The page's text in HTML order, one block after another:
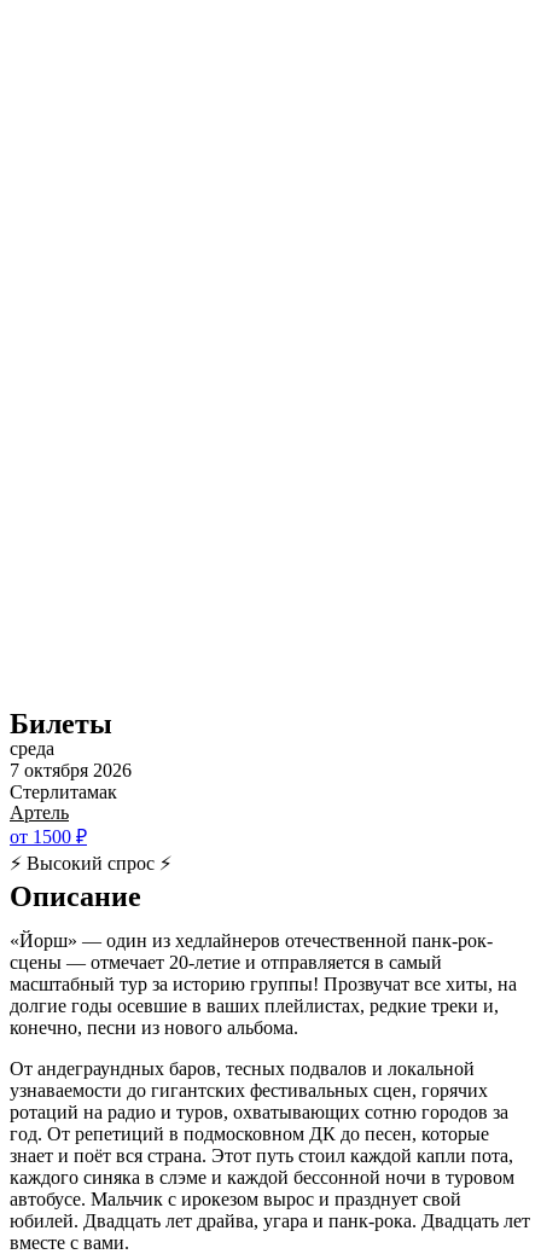
Билеты
среда
7 октября 2026
Стерлитамак
Артель
от 1500 ₽
⚡ Высокий спрос ⚡
Описание
«Йорш» — один из хедлайнеров отечественной панк-рок-
сцены — отмечает 20-летие и отправляется в самый
масштабный тур за историю группы! Прозвучат все хиты, на
долгие годы осевшие в ваших плейлистах, редкие треки и,
конечно, песни из нового альбома.
От андеграундных баров, тесных подвалов и локальной
узнаваемости до гигантских фестивальных сцен, горячих
ротаций на радио и туров, охватывающих сотню городов за
год. От репетиций в подмосковном ДК до песен, которые
знает и поёт вся страна. Этот путь стоил каждой капли пота,
каждого синяка в слэме и каждой бессонной ночи в туровом
автобусе. Мальчик с ирокезом вырос и празднует свой
юбилей. Двадцать лет драйва, угара и панк-рока. Двадцать лет
вместе с вами.